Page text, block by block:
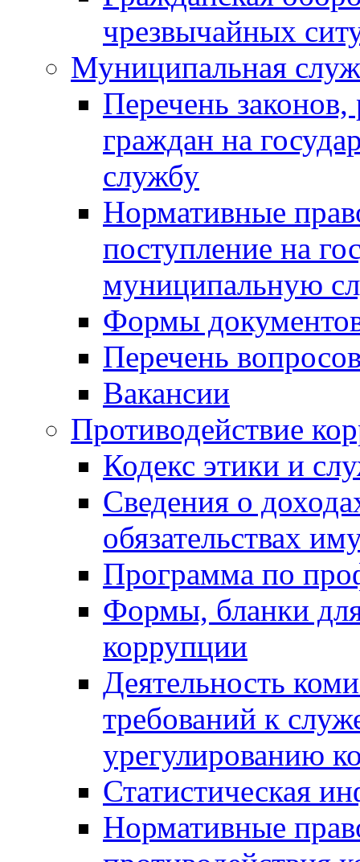
чрезвычайных
Муниципальная
Перечень
граждан на
службу
Нормативные
поступление на
муниципальную
Формы
Перечень
Вакансии
Противодействие
Кодекс этики и
Сведения о
обязательствах
Программа по
Формы, бланки
коррупции
Деятельность
требований к
урегулированию
Статистическая
Нормативные